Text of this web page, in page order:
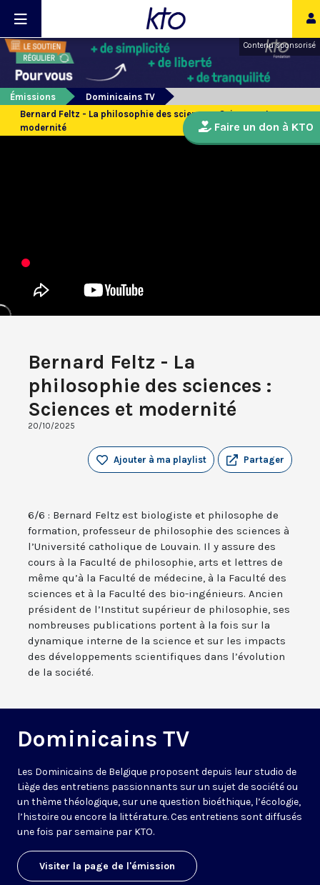
Contenu sponsorisé
Émissions
Dominicains TV
Bernard Feltz - La philosophie des sciences : Sciences et
modernité
Bernard Feltz - La
philosophie des sciences :
Sciences et modernité
20/10/2025
Partager
Ajouter à ma playlist
6/6 : Bernard Feltz est biologiste et philosophe de
formation, professeur de philosophie des sciences à
l’Université catholique de Louvain. Il y assure des
cours à la Faculté de philosophie, arts et lettres de
même qu’à la Faculté de médecine, à la Faculté des
sciences et à la Faculté des bio-ingénieurs. Ancien
président de l’Institut supérieur de philosophie, ses
nombreuses publications portent à la fois sur la
dynamique interne de la science et sur les impacts
des développements scientifiques dans l’évolution
de la société.
Dominicains TV
Les Dominicains de Belgique proposent depuis leur studio de
Liège des entretiens passionnants sur un sujet de société ou
un thème théologique, sur une question bioéthique, l’écologie,
l’histoire ou encore la littérature. Ces entretiens sont diffusés
une fois par semaine par KTO.
Visiter la page de l'émission
Faire un don à KTO